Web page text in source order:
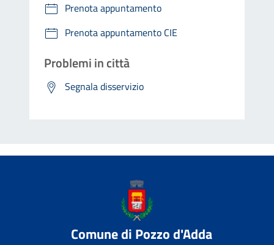
Prenota appuntamento
Prenota appuntamento CIE
Problemi in città
Segnala disservizio
Comune di Pozzo d'Adda